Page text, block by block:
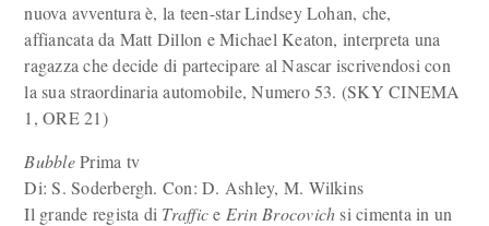
nuova avventura è, la teen-star Lindsey Lohan, che,
affiancata da Matt Dillon e Michael Keaton, interpreta una
ragazza che decide di partecipare al Nascar iscrivendosi con
la sua straordinaria automobile, Numero 53. (SKY CINEMA
1, ORE 21)
BubblePrima tv
Di: S. Soderbergh. Con: D. Ashley, M. Wilkins
Il grande regista di Traffice Erin Brocovichsi cimenta in un